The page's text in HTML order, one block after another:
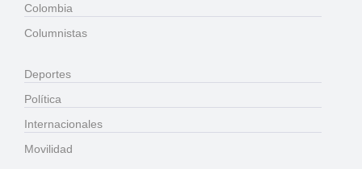
Colombia
Columnistas
Deportes
Política
Internacionales
Movilidad